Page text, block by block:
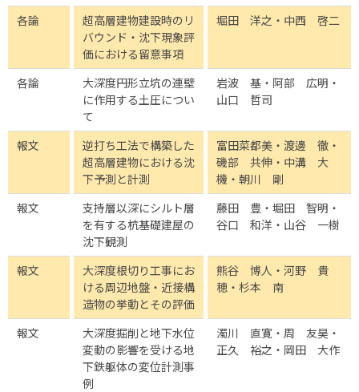
各論
超高層建物建設時のリ
バウンド・沈下現象評
価における留意事項
堀田 洋之・中西 啓二
各論
大深度円形立坑の連壁
に作用する土圧につい
て
岩波 基・阿部 広明・
山口 哲司
報文
逆打ち工法で構築した
超高層建物における沈
下予測と計測
富田菜都美・渡邊 徹・
磯部 共伸・中溝 大
機・朝川 剛
報文
支持層以深にシルト層
を有する杭基礎建屋の
沈下観測
藤田 豊・堀田 智明・
谷口 和洋・山谷 一樹
報文
大深度根切り工事にお
ける周辺地盤・近接構
造物の挙動とその評価
熊谷 博人・河野 貴
穂・杉本 南
報文
大深度掘削と地下水位
変動の影響を受ける地
下鉄躯体の変位計測事
例
濁川 直寛・周 友昊・
正久 裕之・岡田 大作